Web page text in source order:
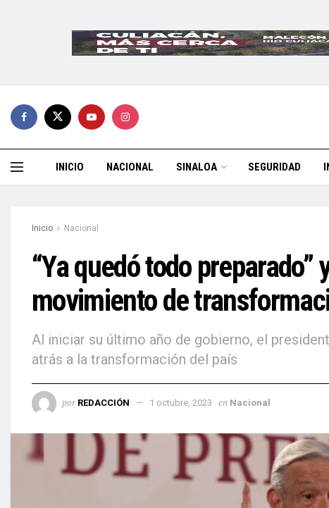
INICIO NACIONAL SINALOA SEGURIDAD
Inicio Nacional
“Ya quedó todo preparado”
movimiento de
Al iniciar su último año de gobierno, el
atrás a la transformación del país
por REDACCIÓN 1 octubre, 2023 en Nacional